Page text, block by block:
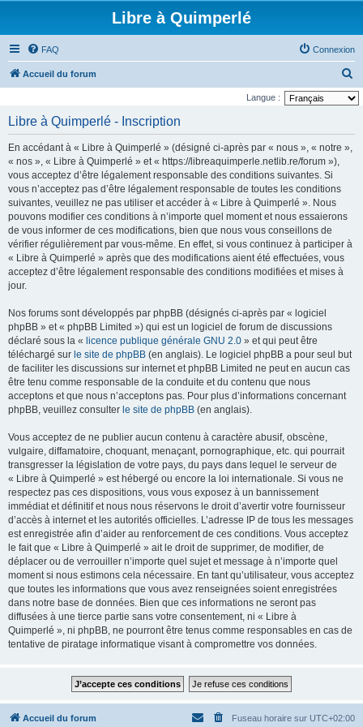
Libre à Quimperlé
FAQ Connexion
Accueil du forum
e
Langue :
Libre à Quimperlé - Inscription
En accédant à « Libre à Quimperlé » (désigné ci-après par « nous », « notre »,
« nos », « Libre à Quimperlé » et « https://libreaquimperle.netlib.re/forum »),
vous acceptez d’être légalement responsable des conditions suivantes. Si
vous n’acceptez pas d’être légalement responsable de toutes les conditions
suivantes, veuillez ne pas utiliser et accéder à « Libre à Quimperlé ». Nous
pouvons modifier ces conditions à n’importe quel moment et nous essaierons
de vous informer de ces modifications, bien que nous vous conseillons de
vérifier régulièrement par vous-même. En effet, si vous continuez à participer à
« Libre à Quimperlé » après que des modifications aient été effectuées, vous
acceptez d’être légalement responsable des conditions modifiées et mises à
jour.
Nos forums sont développés par phpBB (désignés ci-après par « logiciel
phpBB » et « phpBB Limited ») qui est un logiciel de forum de discussions
déclaré sous la « licence publique générale GNU 2.0 » et qui peut être
téléchargé sur le site de phpBB (en anglais). Le logiciel phpBB a pour seul but
de faciliter les discussions sur internet et phpBB Limited ne peut en aucun cas
être tenu comme responsable de la conduite et du contenu que nous
acceptons et que nous n’acceptons pas. Pour plus d’informations concernant
phpBB, veuillez consulter le site de phpBB (en anglais).
Vous acceptez de ne publier aucun contenu à caractère abusif, obscène,
vulgaire, diffamatoire, choquant, menaçant, pornographique, etc. qui pourrait
transgresser la législation de votre pays, du pays dans lequel le serveur de
« Libre à Quimperlé » est hébergé ou encore la loi internationale. Si vous ne
respectez pas ces dispositions, vous vous exposez à un bannissement
immédiat et définitif et nous nous réservons le droit d’avertir votre fournisseur
d’accès à internet et les autorités officielles. L’adresse IP de tous les messages
est enregistrée afin d’aider au renforcement de ces conditions. Vous acceptez
le fait que « Libre à Quimperlé » ait le droit de supprimer, de modifier, de
déplacer ou de verrouiller n’importe quel sujet et message à n’importe quel
moment si nous estimons cela nécessaire. En tant qu’utilisateur, vous acceptez
que toutes les informations que vous avez renseignées soient enregistrées
dans notre base de données. Bien que ces informations ne seront pas
diffusées à une tierce partie sans votre consentement, ni « Libre à
Quimperlé », ni phpBB, ne pourront être tenus comme responsables en cas de
tentative de piratage informatique visant à compromettre vos données.
Accueil du forum Fuseau horaire sur UTC+02:00